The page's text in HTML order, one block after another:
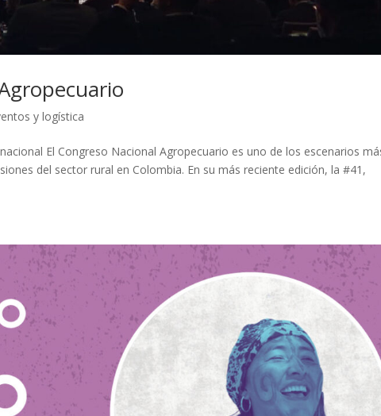
y logística
El Congreso Nacional Agropecuario es uno de los escenarios
del sector rural en Colombia. En su más reciente edición, la #41,